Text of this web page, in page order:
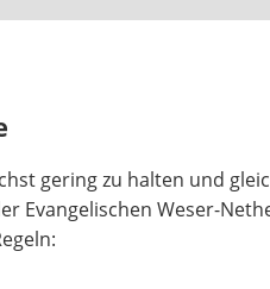
Evangelisches Forum
gering zu halten und
Evangelischen Weser-